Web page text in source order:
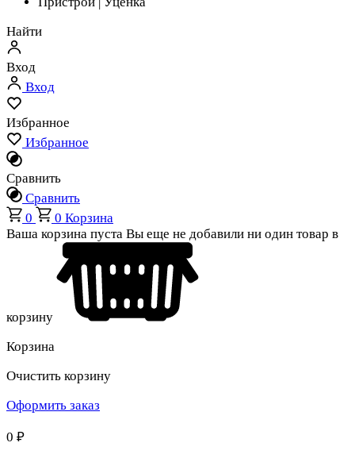
Найти
Вход
Вход
Избранное
Избранное
Сравнить
Сравнить
0
0 Корзина
Ваша корзина пуста Вы еще не добавили ни один товар в
корзину
Корзина
Очистить корзину
Оформить заказ
0 ₽